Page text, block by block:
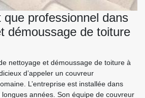
que professionnel dans
démoussage de toiture
nettoyage et démoussage de toiture à
d’appeler un couvreur
L’entreprise est installée dans
années. Son équipe de couvreur